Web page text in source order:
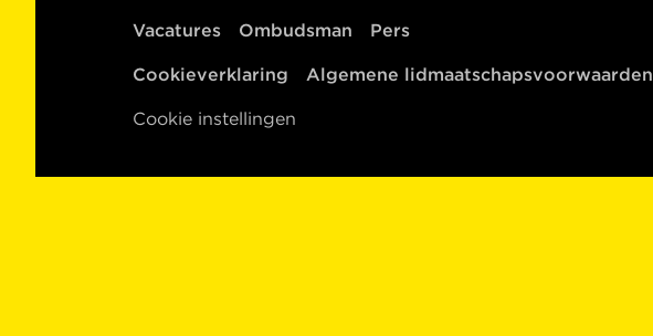
Vacatures Ombudsman Pers
Cookieverklaring Algemene lidmaatschapsvoorwaarden
Cookie instellingen